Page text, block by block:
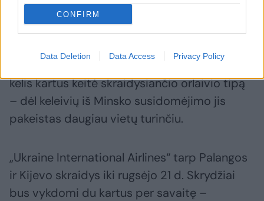
CONFIRM
Data Deletion Data Access Privacy Policy
„Belavia“ skrydžius Palanga-Minskas vykdys
kartą per savaitę – sekmadieniais, iki rugsėjo
4 d. Aviakompanija, planuodama skrydžius,
kelis kartus keitė skraidysiančio orlaivio tipą
– dėl keleivių iš Minsko susidomėjimo jis
pakeistas daugiau vietų turinčiu.
„Ukraine International Airlines“ tarp Palangos
ir Kijevo skraidys iki rugsėjo 21 d. Skrydžiai
bus vykdomi du kartus per savaitę –